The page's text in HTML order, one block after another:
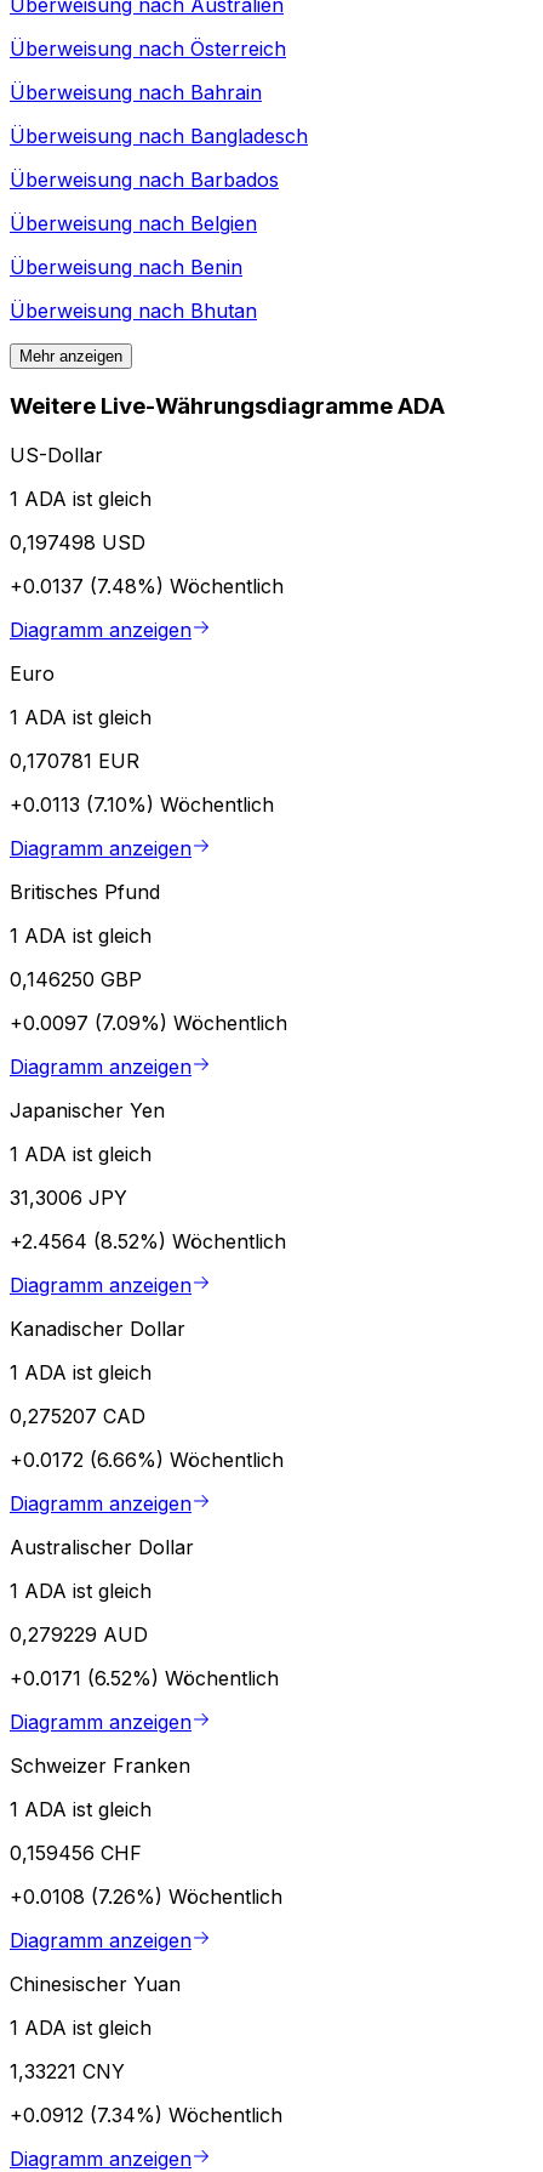
Überweisung nach Australien
Überweisung nach Österreich
Überweisung nach Bahrain
Überweisung nach Bangladesch
Überweisung nach Barbados
Überweisung nach Belgien
Überweisung nach Benin
Überweisung nach Bhutan
Mehr anzeigen
Weitere Live-Währungsdiagramme ADA
US-Dollar
1 ADA ist gleich
0,197498 USD
+0.0137 (7.48%) Wöchentlich
Diagramm anzeigen
Euro
1 ADA ist gleich
0,170781 EUR
+0.0113 (7.10%) Wöchentlich
Diagramm anzeigen
Britisches Pfund
1 ADA ist gleich
0,146250 GBP
+0.0097 (7.09%) Wöchentlich
Diagramm anzeigen
Japanischer Yen
1 ADA ist gleich
31,3006 JPY
+2.4564 (8.52%) Wöchentlich
Diagramm anzeigen
Kanadischer Dollar
1 ADA ist gleich
0,275207 CAD
+0.0172 (6.66%) Wöchentlich
Diagramm anzeigen
Australischer Dollar
1 ADA ist gleich
0,279229 AUD
+0.0171 (6.52%) Wöchentlich
Diagramm anzeigen
Schweizer Franken
1 ADA ist gleich
0,159456 CHF
+0.0108 (7.26%) Wöchentlich
Diagramm anzeigen
Chinesischer Yuan
1 ADA ist gleich
1,33221 CNY
+0.0912 (7.34%) Wöchentlich
Diagramm anzeigen